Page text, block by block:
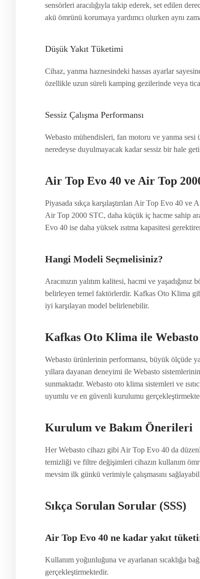
sensörleri aracılığıyla takip ederek, set edilen
akü ömrünü korumaya yardımcı olurken aynı
Düşük Yakıt Tüketimi
Cihaz, yanma haznesindeki hassas ayarlar
özellikle uzun süreli kamping gezilerinde veya
Sessiz Çalışma Performansı
Webasto mühendisleri, fan motoru ve yanma
neredeyse duyulmayacak kadar sessiz bir hale
Air Top Evo 40 ve Air Top
Piyasada sıkça karşılaştırılan Air Top Evo 40
Air Top 2000 STC, daha küçük iç hacme sahip
Evo 40 ise daha yüksek ısıtma kapasitesi
Hangi Modeli Seçmelisiniz?
Aracınızın yalıtım kalitesi, hacmi ve
belirleyen temel faktörlerdir. Kafkas Oto Klima
iyi karşılayan model belirlenebilir.
Kafkas Oto Klima ile
Webasto ürünlerinin performansı, büyük ölçüde
yıllara dayanan deneyimi ile Webasto
sunmaktadır. Webasto oto klima sistemleri ve
uyumlu ve en güvenli kurulumu
Kurulum ve Bakım Önerileri
Her Webasto cihazı gibi Air Top Evo 40 da
temizliği ve filtre değişimleri cihazın kullanım
mevsim ilk günkü verimiyle çalışmasını
Sıkça Sorulan Sorular (SSS)
Air Top Evo 40 ne kadar yakıt
Kullanım yoğunluğuna ve ayarlanan sıcaklığa
gerçekleştirmektedir.